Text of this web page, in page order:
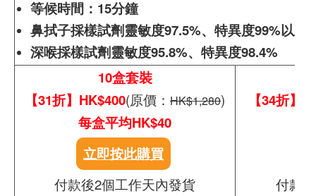
等候時間：15分鐘
鼻拭子採樣試劑靈敏度97.5%、特異度99%以上
深喉採樣試劑靈敏度95.8%、特異度98.4%
10盒套裝
【31折】HK$400(原價： HK$1,280)
每盒平均HK$40
立即按此購買
付款後2個工作天內發貨
【34折】
付款